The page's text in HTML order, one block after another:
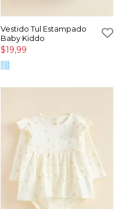
Vestido Tul Estampado
Baby Kiddo
$19,99